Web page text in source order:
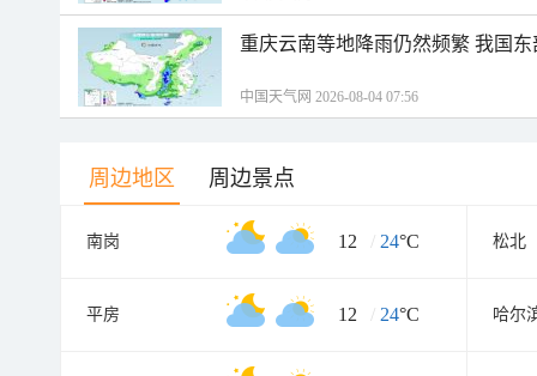
重庆云南等地降雨仍然频繁 我国
中国天气网 2026-08-04 07:56
周边地区 周边景点
南岗 12 / 24°C 松北
平房 12 / 24°C 哈尔